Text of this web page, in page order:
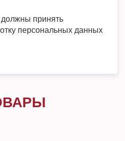
принять
персональных данных